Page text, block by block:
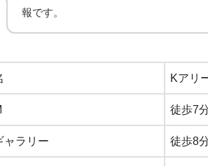
報です。
Kアリ
徒歩7
ャラリー 徒歩8